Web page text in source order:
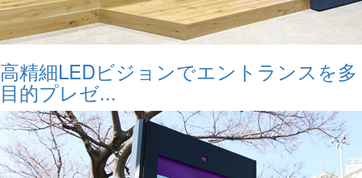
高精細LEDビジョンでエントランスを多
目的プレゼ...